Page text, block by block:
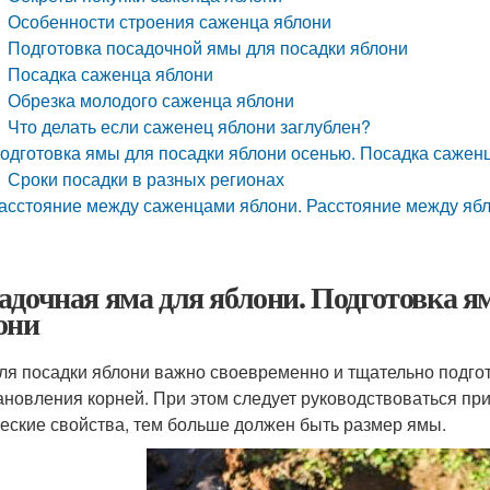
Особенности строения саженца яблони
Подготовка посадочной ямы для посадки яблони
Посадка саженца яблони
Обрезка молодого саженца яблони
Что делать если саженец яблони заглублен?
ямы для посадки яблони осенью. Посадка
Сроки посадки в разных регионах
между саженцами яблони. Расстояние между
яма для яблони. Подготовка
посадки яблони важно своевременно и тщательно
корней. При этом следует руководствоваться
свойства, тем больше должен быть размер ямы.